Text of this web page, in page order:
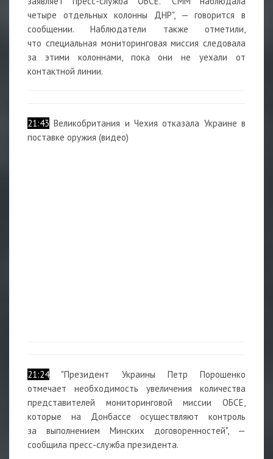
четыре отдельных колонны ДНР", — говорится в
сообщении. Наблюдатели также отметили,
что специальная мониторинговая миссия следовала
за этими колоннами, пока они не уехали от
контактной линии.
21:43 Великобритания и Чехия отказала Украине в
поставке оружия (видео)
21:24 "Президент Украины Петр Порошенко
отмечает необходимость увеличения количества
представителей мониторинговой миссии ОБСЕ,
которые на Донбассе осуществляют контроль
за выполнением Минских договоренностей", —
сообщила пресс-служба президента.